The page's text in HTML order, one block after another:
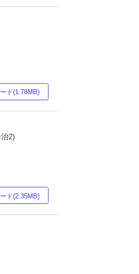
ド(1.78MB)
2)
ド(2.35MB)